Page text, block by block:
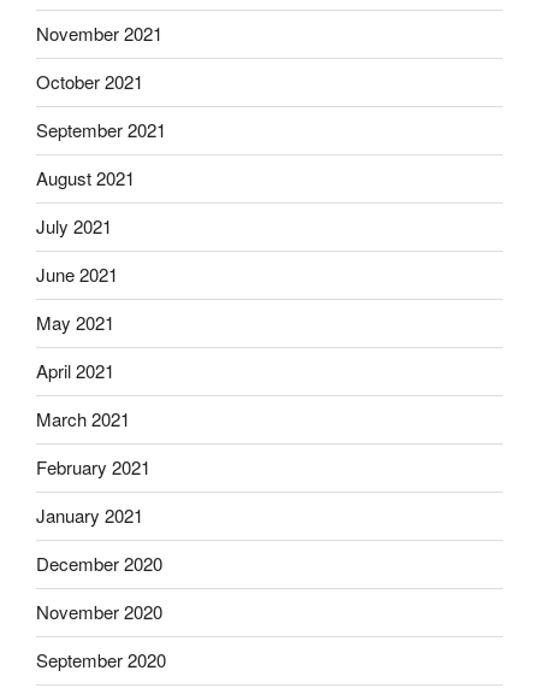
November 2021
October 2021
September 2021
August 2021
July 2021
June 2021
May 2021
April 2021
March 2021
February 2021
January 2021
December 2020
November 2020
September 2020